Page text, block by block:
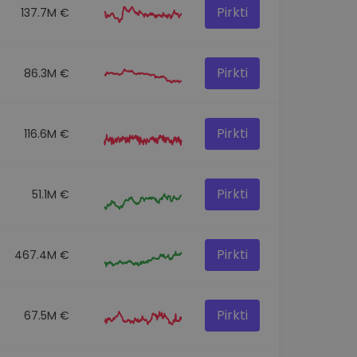
137.7M € Pirkti
86.3M € Pirkti
116.6M € Pirkti
51.1M € Pirkti
467.4M € Pirkti
67.5M € Pirkti